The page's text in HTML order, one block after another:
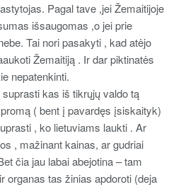
Pagal tave ,jei Žemaitijoje
išsaugomas ,o jei prie
Tai nori pasakyti , kad atėjo
Žemaitiją . Ir dar piktinatės
nepatenkinti.
kas iš tikrųjų valdo tą
( bent į pavardęs įsiskaityk)
, ko lietuviams laukti . Ar
, mažinant kainas, ar gudriai
čia jau labai abejotina – tam
organas tas žinias apdoroti (deja